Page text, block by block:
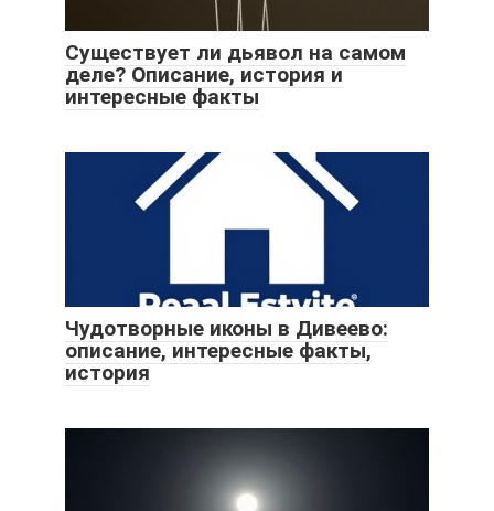
Существует ли дьявол на самом
деле? Описание, история и
интересные факты
Чудотворные иконы в Дивеево:
описание, интересные факты,
история